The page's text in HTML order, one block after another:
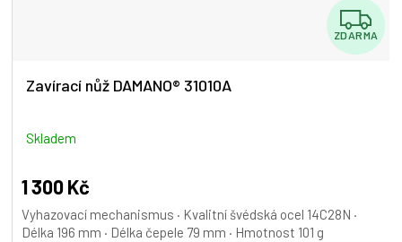
Z
D
ZDARMA
Zavírací nůž DAMANO® 31010A
Skladem
1 300 Kč
Vyhazovací mechanismus · Kvalitní švédská ocel 14C28N ·
Délka 196 mm · Délka čepele 79 mm · Hmotnost 101 g